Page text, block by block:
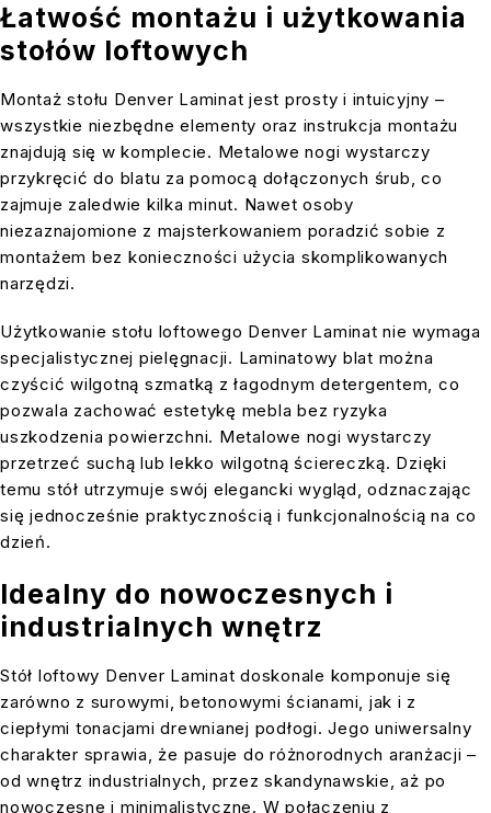
Łatwość montażu i użytkowania
stołów loftowych
Montaż stołu Denver Laminat jest prosty i intuicyjny –
wszystkie niezbędne elementy oraz instrukcja montażu
znajdują się w komplecie. Metalowe nogi wystarczy
przykręcić do blatu za pomocą dołączonych śrub, co
zajmuje zaledwie kilka minut. Nawet osoby
niezaznajomione z majsterkowaniem poradzić sobie z
montażem bez konieczności użycia skomplikowanych
narzędzi.
Użytkowanie stołu loftowego Denver Laminat nie wymaga
specjalistycznej pielęgnacji. Laminatowy blat można
czyścić wilgotną szmatką z łagodnym detergentem, co
pozwala zachować estetykę mebla bez ryzyka
uszkodzenia powierzchni. Metalowe nogi wystarczy
przetrzeć suchą lub lekko wilgotną ściereczką. Dzięki
temu stół utrzymuje swój elegancki wygląd, odznaczając
się jednocześnie praktycznością i funkcjonalnością na co
dzień.
Idealny do nowoczesnych i
industrialnych wnętrz
Stół loftowy Denver Laminat doskonale komponuje się
zarówno z surowymi, betonowymi ścianami, jak i z
ciepłymi tonacjami drewnianej podłogi. Jego uniwersalny
charakter sprawia, że pasuje do różnorodnych aranżacji –
od wnętrz industrialnych, przez skandynawskie, aż po
nowoczesne i minimalistyczne. W połączeniu z